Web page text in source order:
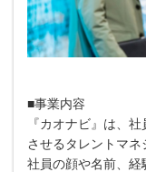
■事業内容
『カオナビ』は、
させるタレントマネ
社員の顔や名前、